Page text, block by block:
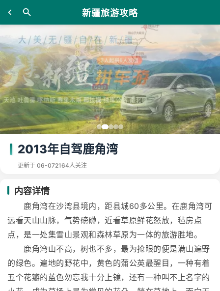
新疆旅游攻略
2013年自驾鹿角湾
更新于 06-072164人关注
内容详情
鹿角湾在沙湾县境内，距县城60多公里。在鹿角湾可
远看天山山脉，气势磅礴，近看草原鲜花怒放，毡房点
点，是一处集雪山景观和森林草原为一体的旅游胜地。
鹿角湾山不高，树也不多，最为抢眼的便是满山遍野
的绿色。遍地的野花中，黄色的蒲公英最醒目，一种有着
五个花瓣的蓝色勿忘我十分上镜，还有一种叫不上名字的